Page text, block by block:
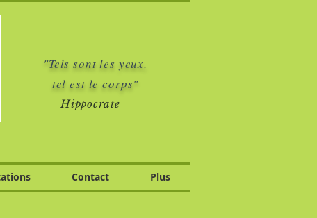
"Tels sont les yeux,
tel est le corps"
Hippocrate
Contact Plus